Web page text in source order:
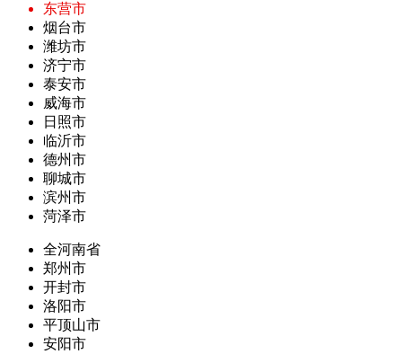
东营市
烟台市
潍坊市
济宁市
泰安市
威海市
日照市
临沂市
德州市
聊城市
滨州市
菏泽市
全河南省
郑州市
开封市
洛阳市
平顶山市
安阳市